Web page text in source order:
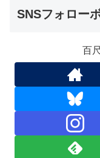
SNSフォロー
百